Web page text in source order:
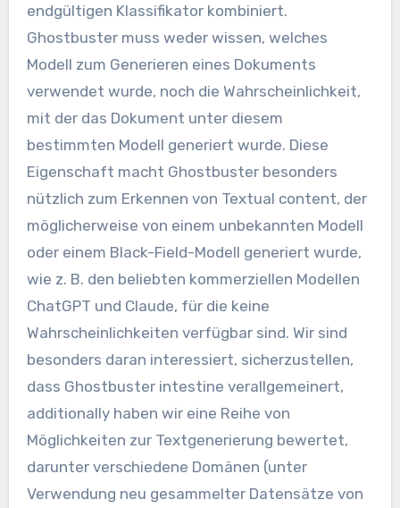
endgültigen Klassifikator kombiniert.
Ghostbuster muss weder wissen, welches
Modell zum Generieren eines Dokuments
verwendet wurde, noch die Wahrscheinlichkeit,
mit der das Dokument unter diesem
bestimmten Modell generiert wurde. Diese
Eigenschaft macht Ghostbuster besonders
nützlich zum Erkennen von Textual content, der
möglicherweise von einem unbekannten Modell
oder einem Black-Field-Modell generiert wurde,
wie z. B. den beliebten kommerziellen Modellen
ChatGPT und Claude, für die keine
Wahrscheinlichkeiten verfügbar sind. Wir sind
besonders daran interessiert, sicherzustellen,
dass Ghostbuster intestine verallgemeinert,
additionally haben wir eine Reihe von
Möglichkeiten zur Textgenerierung bewertet,
darunter verschiedene Domänen (unter
Verwendung neu gesammelter Datensätze von